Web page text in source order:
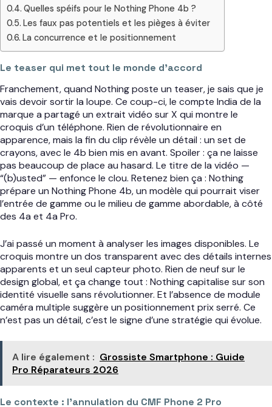
Quelles spéifs pour le Nothing Phone 4b ?
Les faux pas potentiels et les pièges à éviter
La concurrence et le positionnement
Le teaser qui met tout le monde d’accord
Franchement, quand Nothing poste un teaser, je sais que je
vais devoir sortir la loupe. Ce coup-ci, le compte India de la
marque a partagé un extrait vidéo sur X qui montre le
croquis d’un téléphone. Rien de révolutionnaire en
apparence, mais la fin du clip révèle un détail : un set de
crayons, avec le 4b bien mis en avant. Spoiler : ça ne laisse
pas beaucoup de place au hasard. Le titre de la vidéo —
“(b)usted” — enfonce le clou. Retenez bien ça : Nothing
prépare un Nothing Phone 4b, un modèle qui pourrait viser
l’entrée de gamme ou le milieu de gamme abordable, à côté
des 4a et 4a Pro.
J’ai passé un moment à analyser les images disponibles. Le
croquis montre un dos transparent avec des détails internes
apparents et un seul capteur photo. Rien de neuf sur le
design global, et ça change tout : Nothing capitalise sur son
identité visuelle sans révolutionner. Et l’absence de module
caméra multiple suggère un positionnement prix serré. Ce
n’est pas un détail, c’est le signe d’une stratégie qui évolue.
A lire également : Grossiste Smartphone : Guide
Pro Réparateurs 2026
Le contexte : l’annulation du CMF Phone 2 Pro